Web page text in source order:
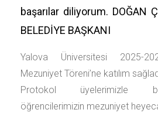
başarılar diliyorum. DOĞAN
BELEDİYE BAŞKANI
Yalova Üniversitesi 2025-
Mezuniyet Töreni’ne katılım
Protokol üyelerimizle
öğrencilerimizin mezuniyet